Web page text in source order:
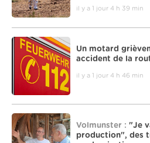
il y a 1 jour 4 h 39 min
Un motard
accident de la
il y a 1 jour 4 h 46 min
Volmunster : "Je
production", des